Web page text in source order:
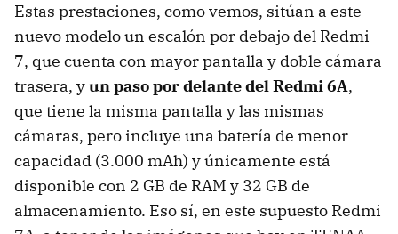
Estas prestaciones, como vemos, sitúan a este
nuevo modelo un escalón por debajo del Redmi
7, que cuenta con mayor pantalla y doble cámara
trasera, yun paso por delante del Redmi 6A,
que tiene la misma pantalla y las mismas
cámaras, pero incluye una batería de menor
capacidad (3.000 mAh) y únicamente está
disponible con 2 GB de RAM y 32 GB de
almacenamiento. Eso sí, en este supuesto Redmi